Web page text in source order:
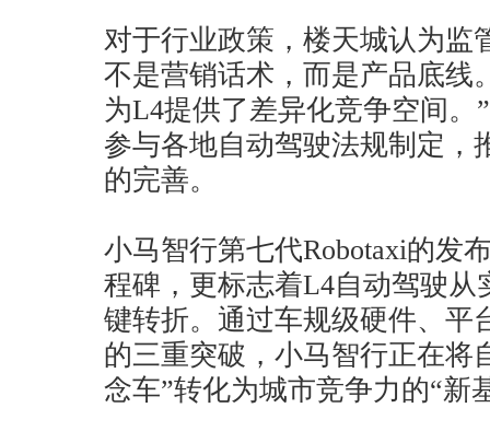
对于行业政策，楼天城认为监
不是营销话术，而是产品底线
为L4提供了差异化竞争空间。
参与各地自动驾驶法规制定，
的完善。
小马智行第七代Robotaxi的发
程碑，更标志着L4自动驾驶从
键转折。通过车规级硬件、平
的三重突破，小马智行正在将
念车”转化为城市竞争力的“新